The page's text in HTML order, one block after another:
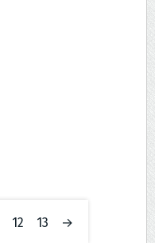
12 13 →